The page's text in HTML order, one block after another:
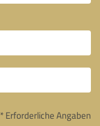
* Erforderliche Angaben